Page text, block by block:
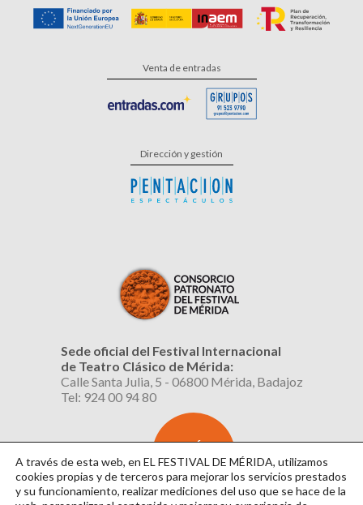
Venta de entradas
Dirección y gestión
Sede oficial del Festival Internacional
de Teatro Clásico de Mérida:
Calle Santa Julia, 5 - 06800 Mérida, Badajoz
Tel: 924 00 94 80
SUSCRÍBETE
AL BOLETÍN
A través de esta web, en EL FESTIVAL DE MÉRIDA, utilizamos
cookies propias y de terceros para mejorar los servicios prestados
y su funcionamiento, realizar mediciones del uso que se hace de la